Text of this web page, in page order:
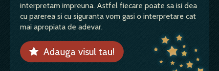
interpretam impreuna. Astfel fiecare poate sa isi dea
cu parerea si cu siguranta vom gasi o interpretare cat
mai apropiata de adevar.
Adauga visul tau!